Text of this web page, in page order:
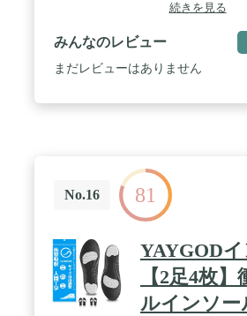
続きを見る
みんなのレビュー
まだレビューはありません
No.16 81
YAYGOD
【2足4枚
ルインソー